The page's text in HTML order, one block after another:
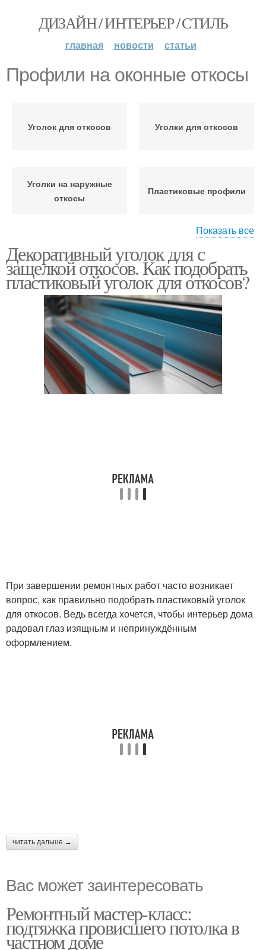
ДИЗАЙН / ИНТЕРЬЕР / СТИЛЬ
главная новости статьи
Профили на оконные откосы
Уголок для откосов Уголки для откосов
Уголки на наружные
откосы
Пластиковые профили
Уголки на откосы
материалов
Откосы для
межкомнатных дверей
Показать все
Декоративный уголок для с
защелкой откосов. Как подобрать
пластиковый уголок для откосов?
При завершении ремонтных работ часто возникает
вопрос, как правильно подобрать пластиковый уголок
для откосов. Ведь всегда хочется, чтобы интерьер дома
радовал глаз изящным и непринуждённым
оформлением.
читать дальше →
Вас может заинтересовать
Ремонтный мастер-класс:
подтяжка провисшего потолка в
частном доме